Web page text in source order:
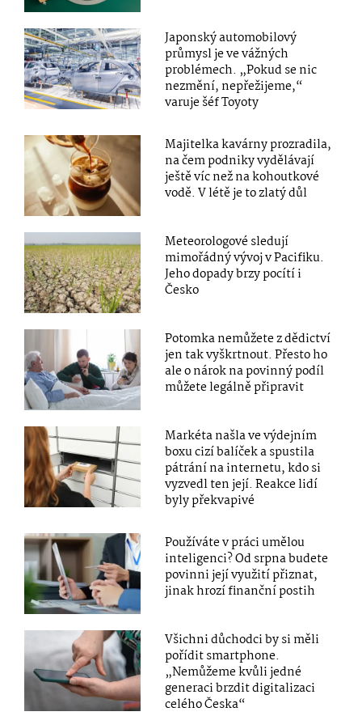
Japonský automobilový
průmysl je ve vážných
problémech. „Pokud se nic
nezmění, nepřežijeme,“
varuje šéf Toyoty
Majitelka kavárny prozradila,
na čem podniky vydělávají
ještě víc než na kohoutkové
vodě. V létě je to zlatý důl
Meteorologové sledují
mimořádný vývoj v Pacifiku.
Jeho dopady brzy pocítí i
Česko
Potomka nemůžete z dědictví
jen tak vyškrtnout. Přesto ho
ale o nárok na povinný podíl
můžete legálně připravit
Markéta našla ve výdejním
boxu cizí balíček a spustila
pátrání na internetu, kdo si
vyzvedl ten její. Reakce lidí
byly překvapivé
Používáte v práci umělou
inteligenci? Od srpna budete
povinni její využití přiznat,
jinak hrozí finanční postih
Všichni důchodci by si měli
pořídit smartphone.
„Nemůžeme kvůli jedné
generaci brzdit digitalizaci
celého Česka“